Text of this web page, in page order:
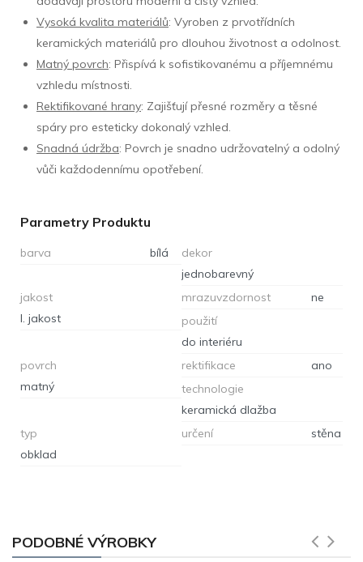
Vysoká kvalita materiálů: Vyroben z prvotřídních
keramických materiálů pro dlouhou životnost a odolnost.
Matný povrch: Přispívá k sofistikovanému a příjemnému
vzhledu místnosti.
Rektifikované hrany: Zajišťují přesné rozměry a těsné
spáry pro esteticky dokonalý vzhled.
Snadná údržba: Povrch je snadno udržovatelný a odolný
vůči každodennímu opotřebení.
Parametry Produktu
barva bílá
dekor
jednobarevný
jakost
I. jakost
mrazuvzdornost
ne
použití
do interiéru
povrch
matný
rektifikace
ano
technologie
keramická dlažba
typ
obklad
určení stěna
PODOBNÉ VÝROBKY